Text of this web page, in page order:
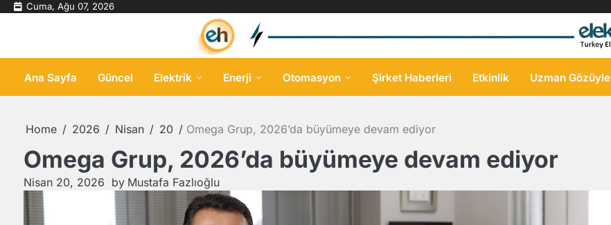
Skip Cuma, Ağu 07, 2026
Ana Sayfa Güncel Elektrik Enerji Otomasyon Şirket Haberleri Etkinlik Uzman Gözüyle
Home 2026 Nisan 20 Omega Grup, 2026’da büyümeye devam ediyor
Omega Grup, 2026’da büyümeye devam ediyor
Nisan 20, 2026 by Mustafa Fazlıoğlu